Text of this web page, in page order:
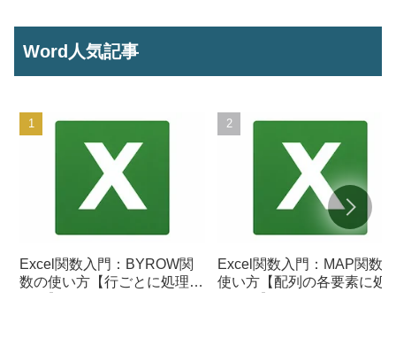
Word人気記事
Excel関数入門：BYROW関
数の使い方【行ごとに処理を
Excel関数入門：MAP関数の
使い方【配列の各要素に処